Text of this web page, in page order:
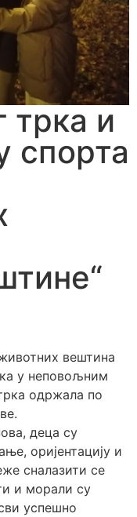
трка и
спорта
вештина
у неповољним
одржала по
деца су
оријентацију и
сналазити се
и морали су
успешно